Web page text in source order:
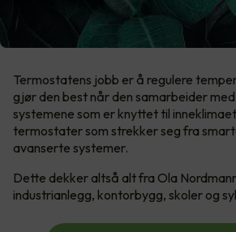
Termostatens jobb er å regulere
gjør den best når den samarbeider
systemene som er knyttet til
termostater som strekker seg fra
avanserte systemer.
Dette dekker altså alt fra Ola
industrianlegg, kontorbygg, skoler og